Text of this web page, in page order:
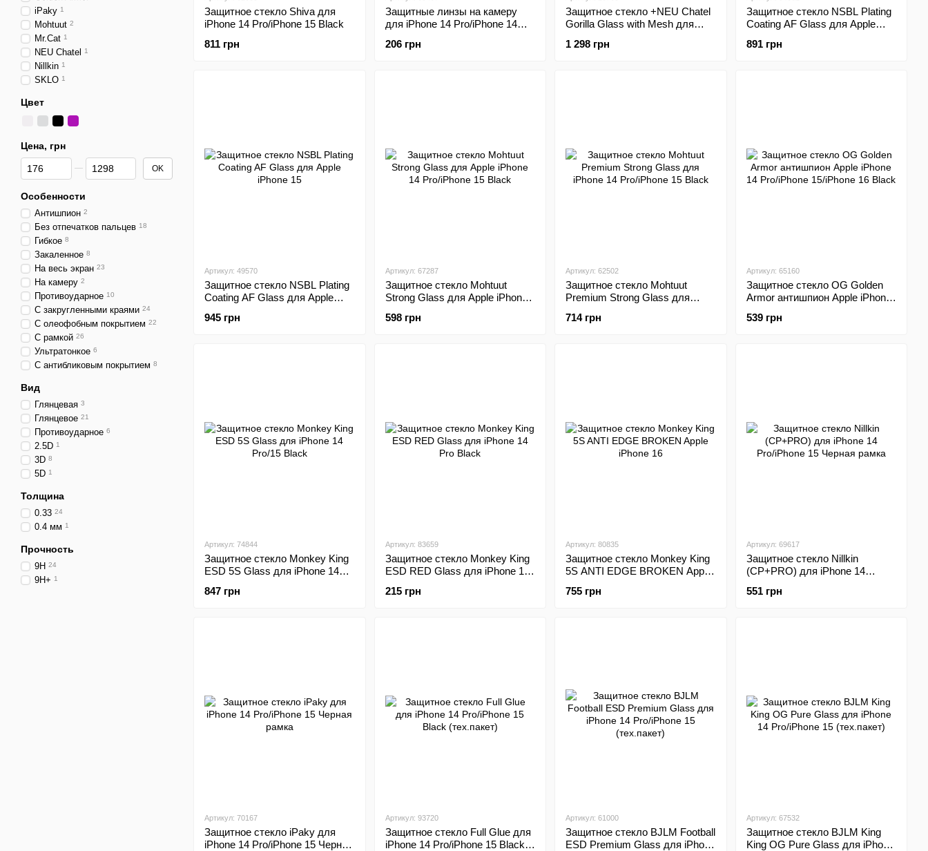
Защитное стекло Shiva для
iPhone 14 Pro/iPhone 15 Black
811 грн
Защитные линзы на камеру
для iPhone 14 Pro/iPhone 14
Фиолетовый
206 грн
Защитное стекло +NEU Chatel
Gorilla Glass with Mesh для
Black
1 298 грн
Защитное стекло NSBL Plating
Coating AF Glass для Apple
891 грн
Артикул: 49570
Защитное стекло NSBL Plating
Coating AF Glass для Apple
945 грн
Артикул: 67287
Защитное стекло Mohtuut
Strong Glass для Apple iPhone
598 грн
Артикул: 62502
Защитное стекло Mohtuut
Premium Strong Glass для
714 грн
Артикул: 65160
Защитное стекло OG Golden
Armor антишпион Apple iPhone
Black
539 грн
Артикул: 74844
Защитное стекло Monkey King
ESD 5S Glass для iPhone 14
847 грн
Артикул: 83659
Защитное стекло Monkey King
ESD RED Glass для iPhone 14
215 грн
Артикул: 80835
Защитное стекло Monkey King
5S ANTI EDGE BROKEN Apple
755 грн
Артикул: 69617
Защитное стекло Nillkin
(CP+PRO) для iPhone 14
551 грн
Артикул: 70167
Защитное стекло iPaky для
iPhone 14 Pro/iPhone 15 Черная
Артикул: 93720
Защитное стекло Full Glue для
iPhone 14 Pro/iPhone 15 Black
Артикул: 61000
Защитное стекло BJLM Football
ESD Premium Glass для iPhone
Артикул: 67532
Защитное стекло BJLM King
King OG Pure Glass для iPhone
iPaky 1
Mohtuut 2
Mr.Cat 1
NEU Chatel 1
Nillkin 1
SKLO 1
Цвет
Цена, грн
От Цена, грн
До Цена, грн OK
Особенности
Антишпион 2
Без отпечатков пальцев 18
Гибкое 8
Закаленное 8
На весь экран 23
На камеру 2
Противоударное 10
С закругленными краями 24
С олеофобным покрытием 22
С рамкой 26
Ультратонкое 6
С антибликовым покрытием 8
Вид
Глянцевая 3
Глянцевое 21
Противоударное 6
2.5D 1
3D 8
5D 1
Толщина
0.33 24
0.4 мм 1
Прочность
9H 24
9H+ 1